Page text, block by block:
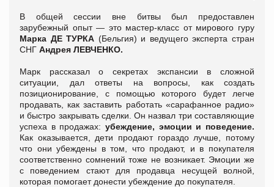
В общей сессии вне битвы был предоставлен
зарубежный опыт — это мастер-класс от мирового гуру
Марка ДЕ ТУРКА (Бельгия) и ведущего эксперта стран
СНГ Андрея ЛЕВЧЕНКО.
Марк рассказал о секретах экспансии в сложной
ситуации, дал ответы на вопросы, как создать
позиционирование, с помощью которого будет легче
продавать, как заставить работать «сарафанное радио»
и быстро закрывать сделки. Он назвал три составляющие
успеха в продажах: убеждение, эмоции и поведение.
Как оказывается, дети продают гораздо лучше, потому
что они убеждены в том, что продают, и в покупателя
соответственно сомнений тоже не возникает. Эмоции же
с поведением стают для продавца несущей волной,
которая помогает донести убеждение до покупателя.